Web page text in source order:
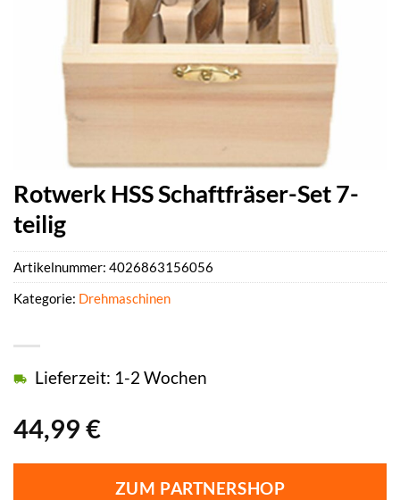
Rotwerk HSS Schaftfräser-Set 7-
teilig
44,99 €
Lieferzeit: 1-2 Wochen
ZUM PARTNERSHOP
Artikelnummer: 4026863156056
Kategorie: Drehmaschinen